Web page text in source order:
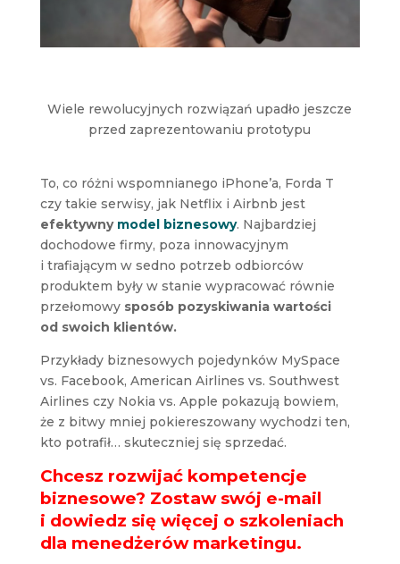
Wiele rewolucyjnych rozwiązań upadło jeszcze
przed zaprezentowaniu prototypu
To, co różni wspomnianego iPhone’a, Forda T
czy takie serwisy, jak Netflix i Airbnb jest
efektywny model biznesowy. Najbardziej
dochodowe firmy, poza innowacyjnym
i trafiającym w sedno potrzeb odbiorców
produktem były w stanie wypracować równie
przełomowy sposób pozyskiwania wartości
od swoich klientów.
Przykłady biznesowych pojedynków MySpace
vs. Facebook, American Airlines vs. Southwest
Airlines czy Nokia vs. Apple pokazują bowiem,
że z bitwy mniej pokiereszowany wychodzi ten,
kto potrafił… skuteczniej się sprzedać.
Chcesz rozwijać kompetencje
biznesowe? Zostaw swój e-mail
i dowiedz się więcej o szkoleniach
dla menedżerów marketingu.